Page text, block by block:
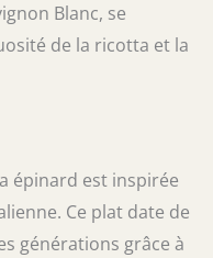
Blanc, se
de la ricotta et la
épinard est inspirée
Ce plat date de
générations grâce à